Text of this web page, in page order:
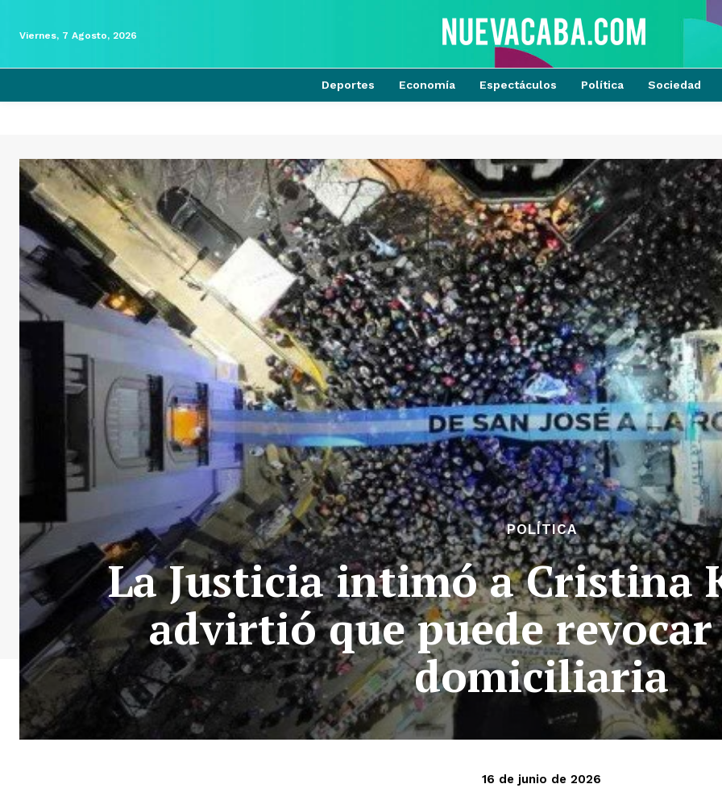
Viernes, 7 Agosto, 2026
Deportes Economía Espectáculos Política Sociedad
POLÍTICA
La Justicia intimó a Cristina
advirtió que puede
domiciliaria
16 de junio de 2026